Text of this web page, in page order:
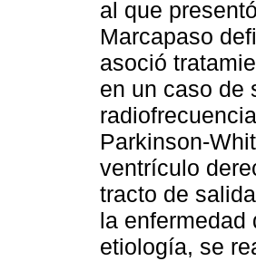
al que
Marcapaso
asoció
en un caso de
Parkinson-
ventrículo
tracto de
la enfermedad
etiología, se